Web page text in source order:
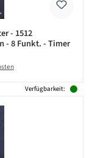
- 1512
- 8 Funkt. - Timer
Verfügbarkeit: